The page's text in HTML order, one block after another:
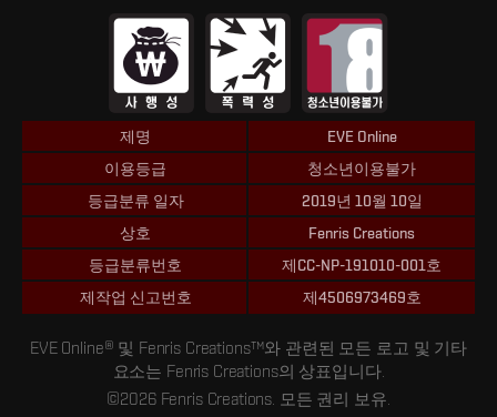
제명
EVE Online
이용등급
청소년이용불가
등급분류 일자
2019년 10월 10일
상호
Fenris Creations
등급분류번호
제CC-NP-191010-001호
제작업 신고번호
제4506973469호
EVE Online® 및 Fenris Creations™와 관련된 모든 로고 및 기타
요소는 Fenris Creations의 상표입니다.
©2026 Fenris Creations. 모든 권리 보유.